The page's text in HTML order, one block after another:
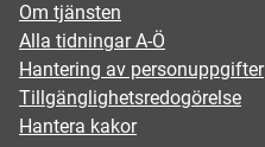
Om tjänsten
Alla tidningar A-Ö
Hantering av personuppgifter
Tillgänglighetsredogörelse
Hantera kakor